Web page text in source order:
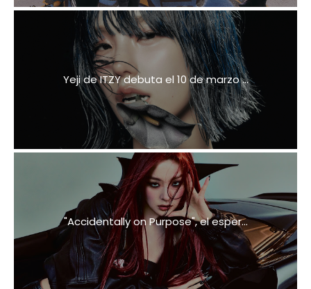
Yeji de ITZY debuta el 10 de marzo ...
"Accidentally on Purpose", el esper...